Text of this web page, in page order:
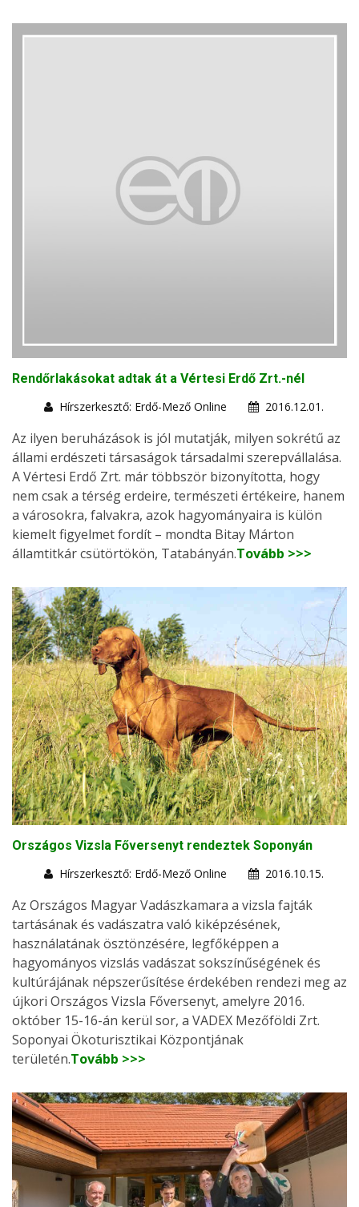
Rendőrlakásokat adtak át a Vértesi Erdő Zrt.-nél
Hírszerkesztő: Erdő-Mező Online
2016.12.01.
Az ilyen beruházások is jól mutatják, milyen sokrétű az
állami erdészeti társaságok társadalmi szerepvállalása.
A Vértesi Erdő Zrt. már többször bizonyította, hogy
nem csak a térség erdeire, természeti értékeire, hanem
a városokra, falvakra, azok hagyományaira is külön
kiemelt figyelmet fordít – mondta Bitay Márton
államtitkár csütörtökön, Tatabányán.Tovább >>>
Országos Vizsla Főversenyt rendeztek Soponyán
Hírszerkesztő: Erdő-Mező Online
2016.10.15.
Az Országos Magyar Vadászkamara a vizsla fajták
tartásának és vadászatra való kiképzésének,
használatának ösztönzésére, legfőképpen a
hagyományos vizslás vadászat sokszínűségének és
kultúrájának népszerűsítése érdekében rendezi meg az
újkori Országos Vizsla Főversenyt, amelyre 2016.
október 15-16-án kerül sor, a VADEX Mezőföldi Zrt.
Soponyai Ökoturisztikai Központjának
területén.Tovább >>>